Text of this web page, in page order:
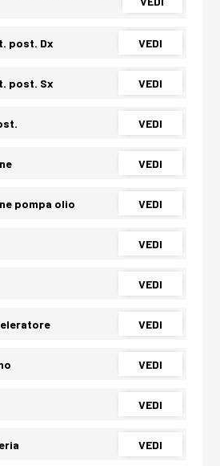
post. Dx VEDI
post. Sx VEDI
VEDI
VEDI
pompa olio VEDI
VEDI
VEDI
VEDI
VEDI
VEDI
VEDI